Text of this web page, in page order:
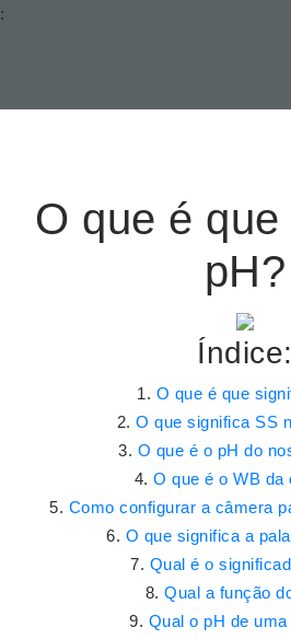
:
O que é
pH?
Índice:
O que é que
O que significa SS
O que é o pH do
O que é o WB da
Como configurar a câmera
O que significa a
Qual é o
Qual a função
Qual o pH de